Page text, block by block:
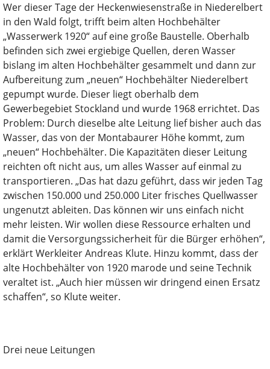
Wer dieser Tage der Heckenwiesenstraße in Niederelbert
in den Wald folgt, trifft beim alten Hochbehälter
„Wasserwerk 1920“ auf eine große Baustelle. Oberhalb
befinden sich zwei ergiebige Quellen, deren Wasser
bislang im alten Hochbehälter gesammelt und dann zur
Aufbereitung zum „neuen“ Hochbehälter Niederelbert
gepumpt wurde. Dieser liegt oberhalb dem
Gewerbegebiet Stockland und wurde 1968 errichtet. Das
Problem: Durch dieselbe alte Leitung lief bisher auch das
Wasser, das von der Montabaurer Höhe kommt, zum
„neuen“ Hochbehälter. Die Kapazitäten dieser Leitung
reichten oft nicht aus, um alles Wasser auf einmal zu
transportieren. „Das hat dazu geführt, dass wir jeden Tag
zwischen 150.000 und 250.000 Liter frisches Quellwasser
ungenutzt ableiten. Das können wir uns einfach nicht
mehr leisten. Wir wollen diese Ressource erhalten und
damit die Versorgungssicherheit für die Bürger erhöhen“,
erklärt Werkleiter Andreas Klute. Hinzu kommt, dass der
alte Hochbehälter von 1920 marode und seine Technik
veraltet ist. „Auch hier müssen wir dringend einen Ersatz
schaffen“, so Klute weiter.
Drei neue Leitungen